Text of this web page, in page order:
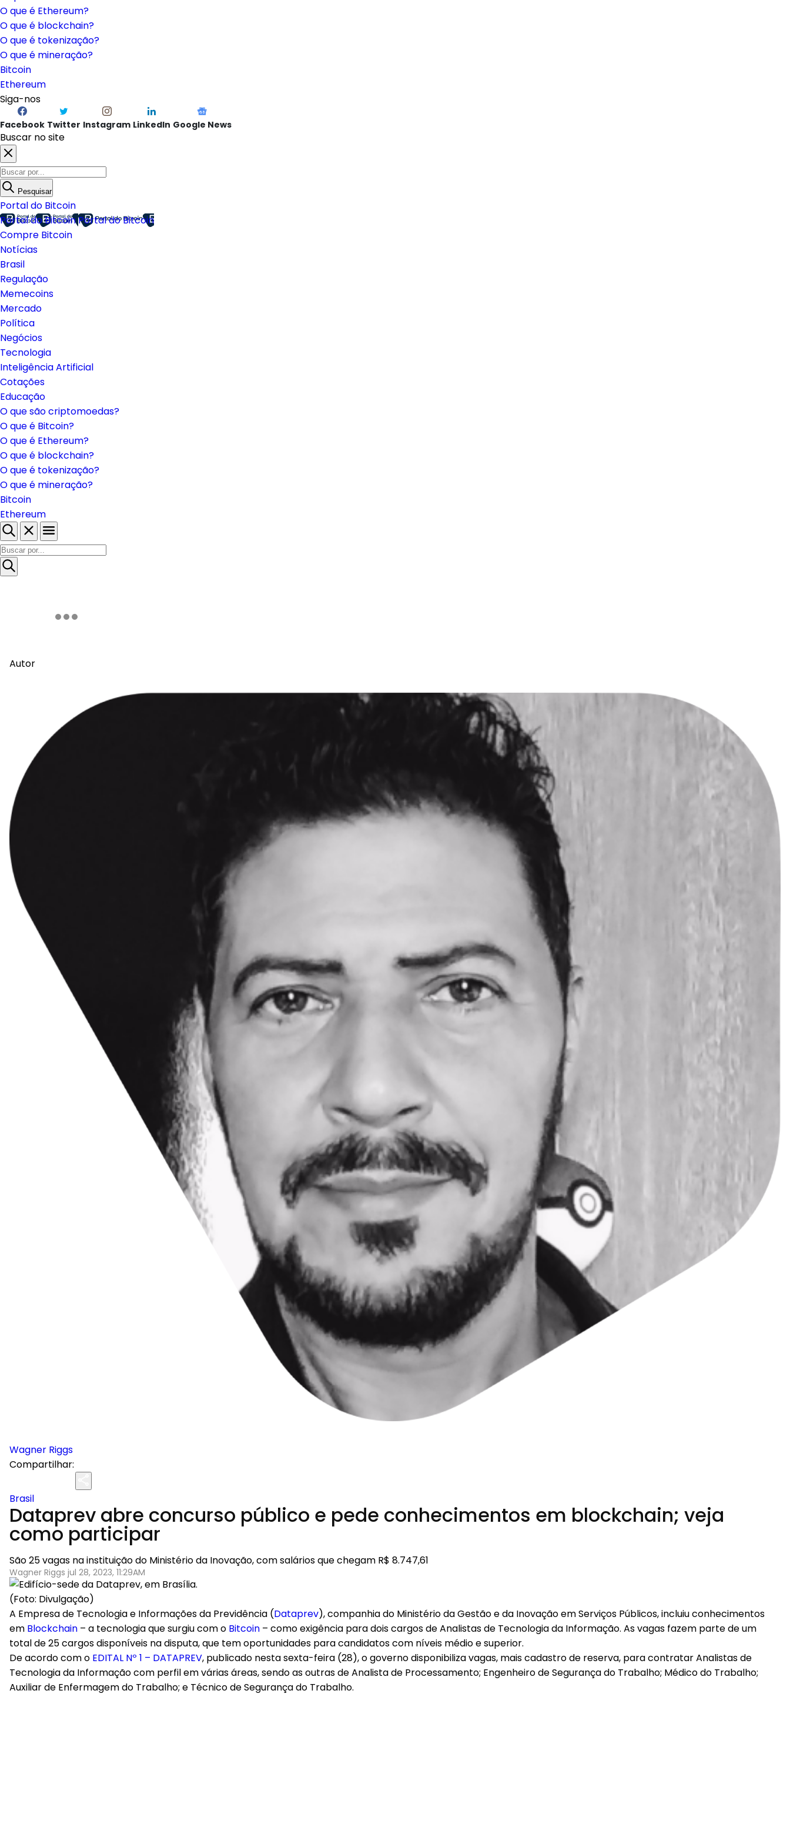
O que é Ethereum?
O que é blockchain?
O que é tokenização?
O que é mineração?
Bitcoin
Ethereum
Siga-nos
Facebook Twitter Instagram LinkedIn Google News
Buscar no site
Pesquisar
Portal do Bitcoin
Portal do BitcoinPortal do Bitcoin
Compre Bitcoin
Notícias
Brasil
Regulação
Memecoins
Mercado
Política
Negócios
Tecnologia
Inteligência Artificial
Cotações
Educação
O que são criptomoedas?
O que é Bitcoin?
O que é Ethereum?
O que é blockchain?
O que é tokenização?
O que é mineração?
Bitcoin
Ethereum
Autor
Wagner Riggs
Compartilhar:
Brasil
Dataprev abre concurso público e pede conhecimentos em blockchain; veja
como participar
São 25 vagas na instituição do Ministério da Inovação, com salários que chegam R$ 8.747,61
Wagner Riggs jul 28, 2023, 11:29AM
(Foto: Divulgação)
A Empresa de Tecnologia e Informações da Previdência (Dataprev), companhia do Ministério da Gestão e da Inovação em Serviços Públicos, incluiu conhecimentos
em Blockchain – a tecnologia que surgiu com o Bitcoin – como exigência para dois cargos de Analistas de Tecnologia da Informação. As vagas fazem parte de um
total de 25 cargos disponíveis na disputa, que tem oportunidades para candidatos com níveis médio e superior.
De acordo com o EDITAL Nº 1 – DATAPREV, publicado nesta sexta-feira (28), o governo disponibiliza vagas, mais cadastro de reserva, para contratar Analistas de
Tecnologia da Informação com perfil em várias áreas, sendo as outras de Analista de Processamento; Engenheiro de Segurança do Trabalho; Médico do Trabalho;
Auxiliar de Enfermagem do Trabalho; e Técnico de Segurança do Trabalho.